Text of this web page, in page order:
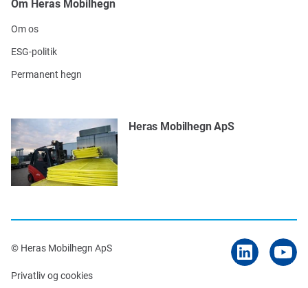
Om Heras Mobilhegn
Om os
ESG-politik
Permanent hegn
Heras Mobilhegn ApS
© Heras Mobilhegn ApS
Privatliv og cookies